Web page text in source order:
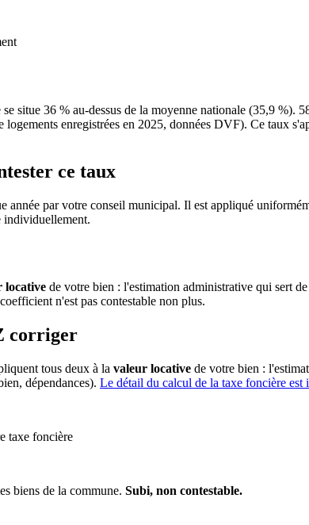
situe 36 % au-dessus de la moyenne nationale (35,9 %).
logements enregistrées en 2025, données DVF). Ce taux
ce taux
année par votre conseil municipal. Il est appliqué
individuellement.
locative de votre bien : l'estimation administrative qui sert
n'est pas contestable non plus.
corriger
tous deux à la valeur locative de votre bien :
dépendances). Le détail du calcul de la taxe foncière est
taxe foncière
biens de la commune. Subi, non contestable.